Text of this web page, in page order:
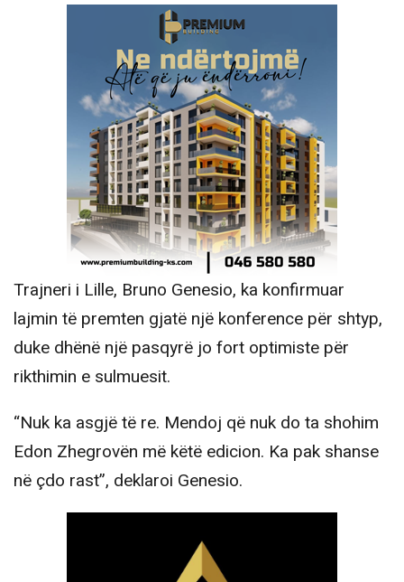
Trajneri i Lille, Bruno Genesio, ka konfirmuar
lajmin të premten gjatë një konference për shtyp,
duke dhënë një pasqyrë jo fort optimiste për
rikthimin e sulmuesit.
“Nuk ka asgjë të re. Mendoj që nuk do ta shohim
Edon Zhegrovën më këtë edicion. Ka pak shanse
në çdo rast”, deklaroi Genesio.